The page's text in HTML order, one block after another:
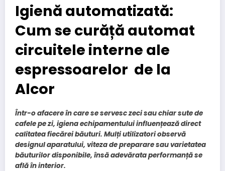
Igienă automatizată:
Cum se curăță automat
circuitele interne ale
espressoarelor de la
Alcor
Într-o afacere în care se servesc zeci sau chiar sute de
cafele pe zi, igiena echipamentului influențează direct
calitatea fiecărei băuturi. Mulți utilizatori observă
designul aparatului, viteza de preparare sau varietatea
băuturilor disponibile, însă adevărata performanță se
află în interior.